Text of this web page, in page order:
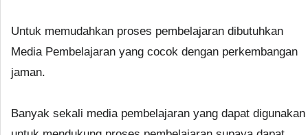
Untuk memudahkan proses pembelajaran dibutuhkan
Media Pembelajaran yang cocok dengan perkembangan
jaman.
Banyak sekali media pembelajaran yang dapat digunakan